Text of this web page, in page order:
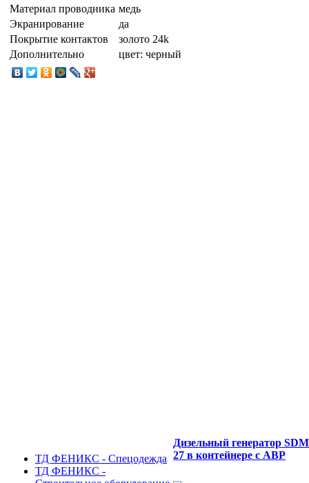
Материал проводника медь
Экранирование
да
Покрытие контактов
золото 24k
Дополнительно
цвет: черный
ТД ФЕНИКС - Спецодежда
ТД ФЕНИКС -
Дизельный генератор
27 в контейнере с АВР